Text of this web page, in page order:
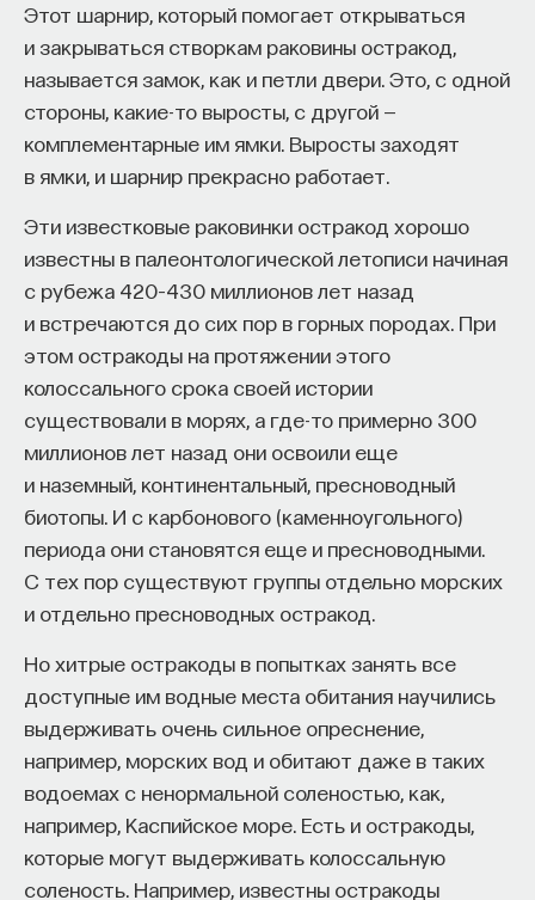
Этот шарнир, который помогает открываться
и закрываться створкам раковины остракод,
называется замок, как и петли двери. Это, с одной
стороны, какие-то выросты, с другой —
комплементарные им ямки. Выросты заходят
в ямки, и шарнир прекрасно работает.
Эти известковые раковинки остракод хорошо
известны в палеонтологической летописи начиная
с рубежа 420–430 миллионов лет назад
и встречаются до сих пор в горных породах. При
этом остракоды на протяжении этого
колоссального срока своей истории
существовали в морях, а где-то примерно 300
миллионов лет назад они освоили еще
и наземный, континентальный, пресноводный
биотопы. И с карбонового (каменноугольного)
периода они становятся еще и пресноводными.
С тех пор существуют группы отдельно морских
и отдельно пресноводных остракод.
Но хитрые остракоды в попытках занять все
доступные им водные места обитания научились
выдерживать очень сильное опреснение,
например, морских вод и обитают даже в таких
водоемах с ненормальной соленостью, как,
например, Каспийское море. Есть и остракоды,
которые могут выдерживать колоссальную
соленость. Например, известны остракоды
Учёных, инженеров и исследователей
с опытом работы в научной сфере;
Специалистов с STEM-образованием,
желающих сменить сферу деятельности;
Тех, кто пока не имеет достаточного опыта
работы в индустрии, но стремится развивать
необходимые навыки.
оставить информацию о себе: образование, опыт
работы, навыки, интересы и владение
иностранными языками. Команда
будет искать, где эти навыки могут быть
применены, и поможет найти международную
или биотех компанию, где человек
сможет раскрыть свои таланты.​ Для тех, кто ещё
набирается опыта, сервис предлагает вебинары
и индивидуальные консультации, чтобы понять,
как развить необходимые навыки. Позднее будет
запущена серия спецпроектов, рассказывающих
о разных индустриях и их устройстве.​
Если у вас есть STEM-образование или опыт
в исследовательской сфере — это ваш шанс
выйти на глобальный уровень. Помогите вместе
приблизить Четвёртую индустриальную
революцию и найти своё место в инновационном
будущем! ​
(созревание). Этот период может занимать
от нескольких дней (для эля) до нескольких
недель (для светлого пива). Во время
кондиционирования молодое пиво остается
в контакте с дрожжами, а ферменты внутри
дрожжей уменьшают концентрации лишних
соединений.
После этого дрожжи удаляют путем фильтрации
через пористую породу. Затем пиво
упаковывается и продается. Уже на этапе
упаковки добавляют CO 2под давлением — для
образования пивной пены.
Литература
D.E. Briggs, J.S. Hough, R. Stevens and T.W. Young,
Malting and Brewing Science, 2nd
Edn, Vols 1 & 2, 1982